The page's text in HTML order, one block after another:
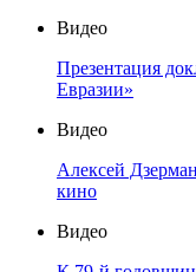
Видео
Презентация
Евразии»
Видео
Алексей
кино
Видео